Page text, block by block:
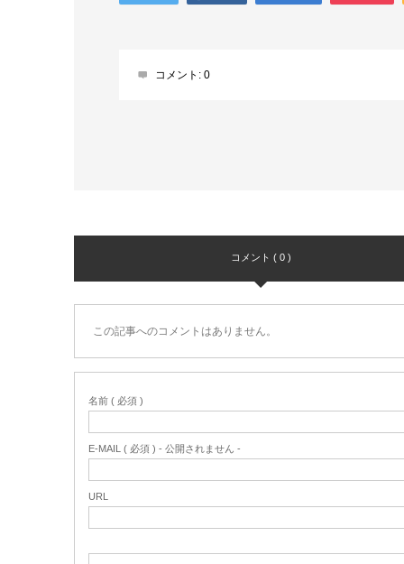
コメント: 0
コメント ( 0 )
この記事へのコメントはありません。
名前 ( 必須 )
E-MAIL ( 必須 ) - 公開されません -
URL